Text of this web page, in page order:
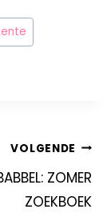
VOLGENDE
ZOMER
ZOEKBOEK